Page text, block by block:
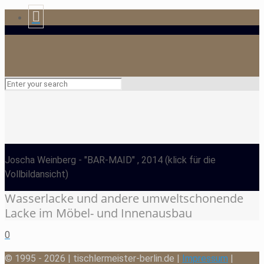
Joscha Weinberg - "BAR-MAID" , 2014 (klick für die
Vollbildansicht)
Wasserlacke und andere umweltschonende
Lacke im Möbel- und Innenausbau
0
© 1995 - 2026 | tischlermeister-berlin.de | Impressum